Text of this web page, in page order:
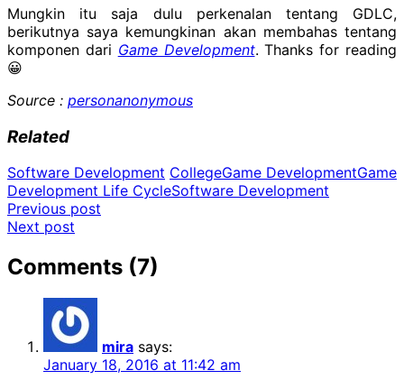
Mungkin itu saja dulu perkenalan tentang GDLC,
berikutnya saya kemungkinan akan membahas tentang
komponen dari Game Development. Thanks for reading
😀
Source : personanonymous
Related
Software Development CollegeGame DevelopmentGame
Development Life CycleSoftware Development
Post
navigation
Previous post
Next post
Comments (7)
mira says:
January 18, 2016 at 11:42 am